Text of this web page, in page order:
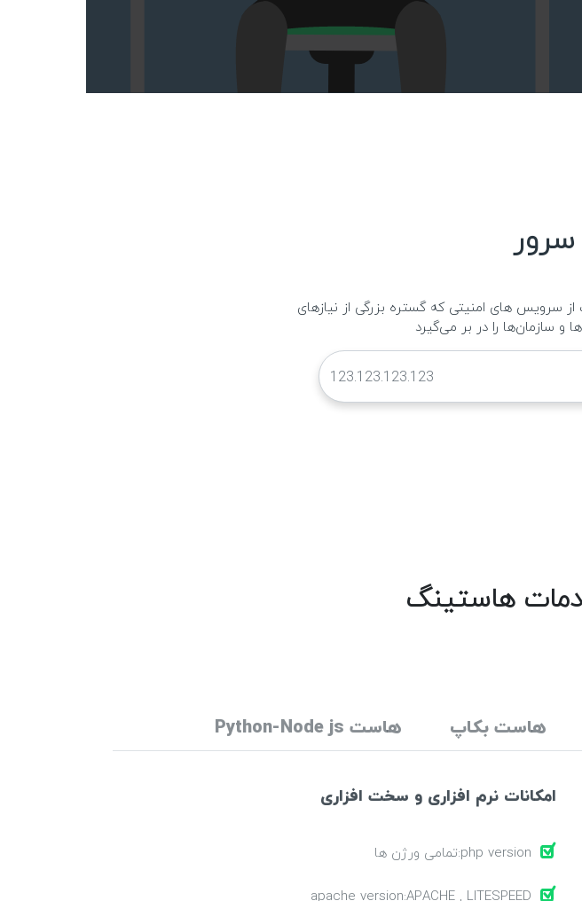
های امنیتی که گستره بزرگی از نیازهای
و سازمان‌ها را در بر می‌گیرد
هاستینگ
هاست بکاپ هاست Python-Node js
امکانات نرم افزاری و سخت افزاری
php version:تمامی ورژن ها
apache version:APACHE , LITESPEED